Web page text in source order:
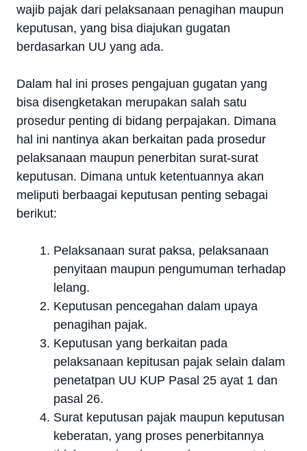
wajib pajak dari pelaksanaan penagihan maupun
keputusan, yang bisa diajukan gugatan
berdasarkan UU yang ada.
Dalam hal ini proses pengajuan gugatan yang
bisa disengketakan merupakan salah satu
prosedur penting di bidang perpajakan. Dimana
hal ini nantinya akan berkaitan pada prosedur
pelaksanaan maupun penerbitan surat-surat
keputusan. Dimana untuk ketentuannya akan
meliputi berbaagai keputusan penting sebagai
berikut:
Pelaksanaan surat paksa, pelaksanaan
penyitaan maupun pengumuman terhadap
lelang.
Keputusan pencegahan dalam upaya
penagihan pajak.
Keputusan yang berkaitan pada
pelaksanaan kepitusan pajak selain dalam
penetatpan UU KUP Pasal 25 ayat 1 dan
pasal 26.
Surat keputusan pajak maupun keputusan
keberatan, yang proses penerbitannya